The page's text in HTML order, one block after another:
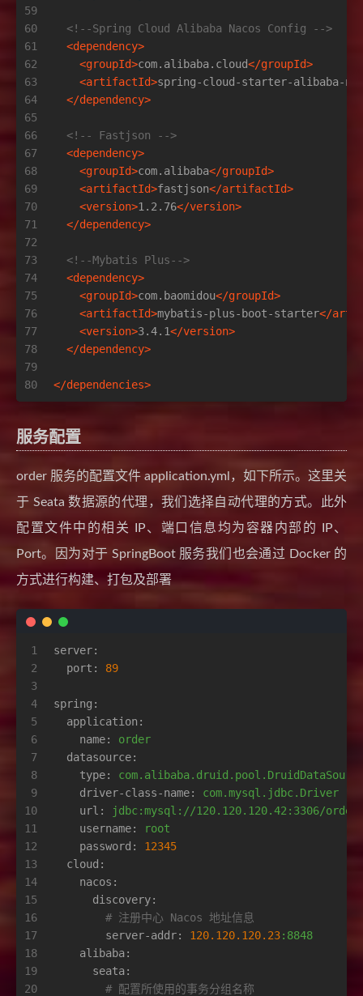
59
60
61
62
63
64
65
66
67
68
69
70
71
72
73
74
75
76
77
78
79
80
<!--Spring Cloud Alibaba Nacos Config -->
<dependency>
<groupId>com.alibaba.cloud</groupId>
<artifactId>spring-cloud-starter-alibaba-
</dependency>
<!-- Fastjson -->
<dependency>
<groupId>com.alibaba</groupId>
<artifactId>fastjson</artifactId>
<version>1.2.76</version>
</dependency>
<!--Mybatis Plus-->
<dependency>
<groupId>com.baomidou</groupId>
<artifactId>mybatis-plus-boot-starter</
<version>3.4.1</version>
</dependency>
</dependencies>
服务配置
order 服务的配置文件 application.yml，如下所示。这里关
于 Seata 数据源的代理，我们选择自动代理的方式。此外
配置文件中的相关 IP、端口信息均为容器内部的 IP、
Port。因为对于 SpringBoot 服务我们也会通过 Docker 的
方式进行构建、打包及部署
1
2
3
4
5
6
7
8
9
10
11
12
13
14
15
16
17
18
19
20
server:
port:
89
spring:
application:
name:
order
datasource:
type:
driver-class-name:
com.mysql.jdbc.Driver
url:
jdbc:mysql://120.120.120.42:3306/
username:
root
password:
12345
cloud:
nacos:
discovery:
# 注册中心 Nacos 地址信息
server-addr:
120.120.120.23:8848
alibaba:
seata:
# 配置所使用的事务分组名称